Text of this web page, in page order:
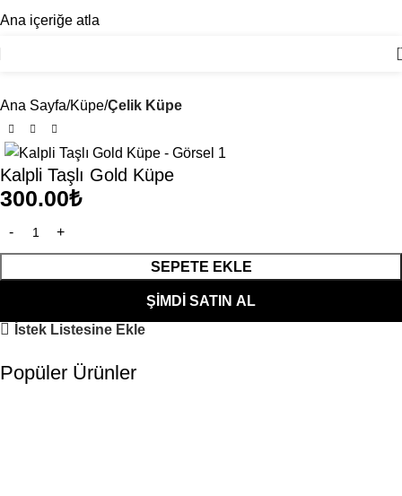
Ana içeriğe atla
Ana Sayfa Küpe Çelik Küpe
Kalpli Taşlı Gold Küpe
300.00₺
SEPETE EKLE
ŞIMDI SATIN AL
İstek Listesine Ekle
Popüler Ürünler